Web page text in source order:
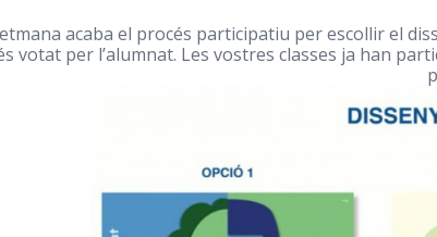
acaba el procés participatiu per escollir el
votat per l’alumnat. Les vostres classes ja han